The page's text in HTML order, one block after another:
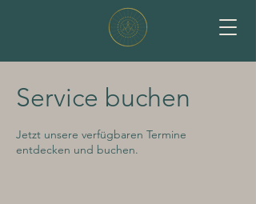
Service buchen
Jetzt unsere verfügbaren Termine
entdecken und buchen.